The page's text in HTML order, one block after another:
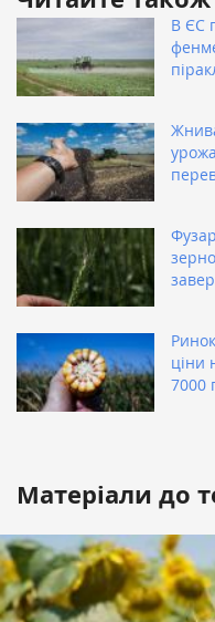
В ЄС
ціни
7000
Матеріали до